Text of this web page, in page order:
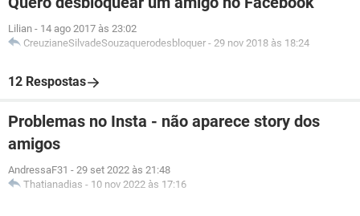
Lilian - 14 ago 2017 às 23:02
CreuzianeSilvadeSouzaquerodesbloquer - 29 nov 2018 às 18:24
12 Respostas
Problemas no Insta - não aparece story dos
amigos
AndressaF31 - 29 set 2022 às 21:48
Thatianadias - 10 nov 2022 às 17:16